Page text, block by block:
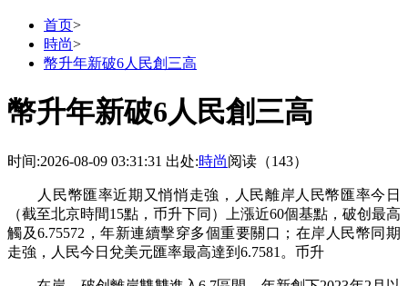
首页>
時尚>
幣升年新破6人民創三高
幣升年新破6人民創三高
时间:2026-08-09 03:31:31 出处:時尚阅读（143）
人民幣匯率近期又悄悄走強，人民離岸人民幣匯率今日
（截至北京時間15點，币升下同）上漲近60個基點，破创 最高
觸及6.75572，年新連續擊穿多個重要關口；在岸人民幣同期
走強，人民今日兌美元匯率最高達到6.7581。币升